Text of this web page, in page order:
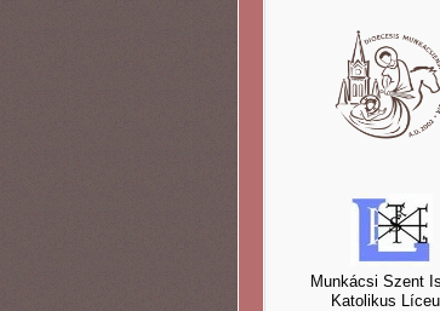
Munkácsi Szent
Katolikus